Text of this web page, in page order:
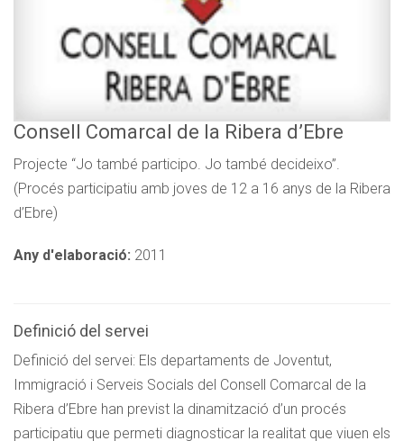
Consell Comarcal de la Ribera d’Ebre
Projecte “Jo també participo. Jo també decideixo”.
(Procés participatiu amb joves de 12 a 16 anys de la Ribera
d’Ebre)
Any d'elaboració: 2011
Definició del servei
Definició del servei: Els departaments de Joventut,
Immigració i Serveis Socials del Consell Comarcal de la
Ribera d’Ebre han previst la dinamització d’un procés
participatiu que permeti diagnosticar la realitat que viuen els